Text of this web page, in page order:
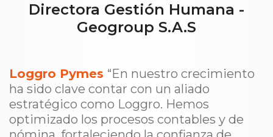
Directora Gestión Humana -
Geogroup S.A.S
Loggro Pymes “En nuestro crecimiento
ha sido clave contar con un aliado
estratégico como Loggro. Hemos
optimizado los procesos contables y de